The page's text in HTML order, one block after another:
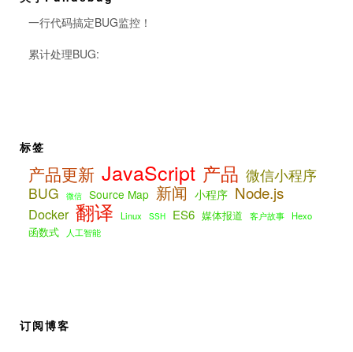
一行代码搞定BUG监控！
累计处理BUG:
标签
产品更新 JavaScript 产品 微信小程序
BUG
微信 Source Map 新闻 小程序 Node.js
Docker 翻译 Linux SSH ES6 媒体报道 客户故事 Hexo
函数式 人工智能
订阅博客